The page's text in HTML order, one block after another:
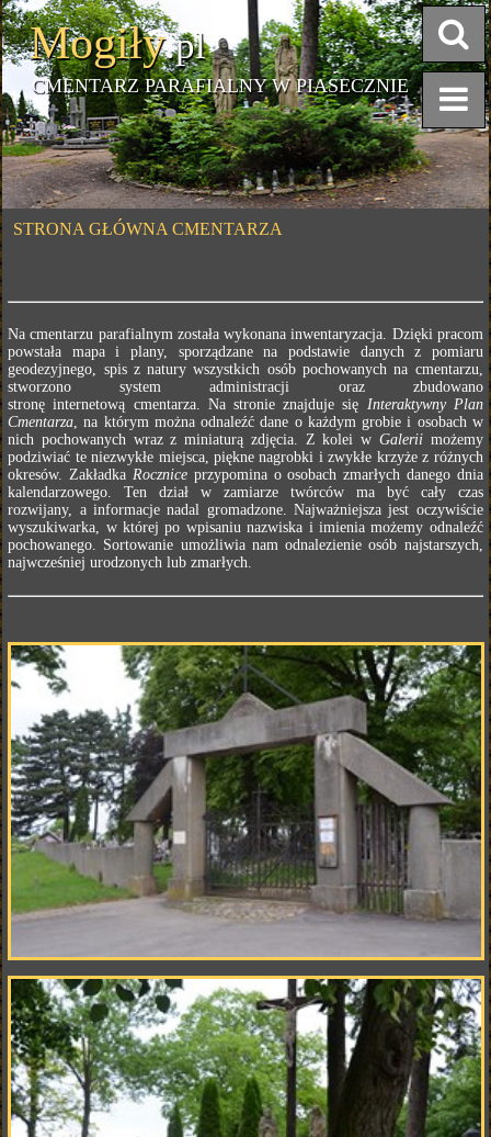
Mogiły.pl
CMENTARZ PARAFIALNY W PIASECZNIE
STRONA GŁÓWNA CMENTARZA
Na cmentarzu parafialnym została wykonana inwentaryzacja. Dzięki pracom
powstała mapa i plany, sporządzane na podstawie danych z pomiaru
geodezyjnego, spis z natury wszystkich osób pochowanych na cmentarzu,
stworzono system administracji oraz zbudowano
stronę internetową cmentarza. Na stronie znajduje się Interaktywny Plan
Cmentarza, na którym można odnaleźć dane o każdym grobie i osobach w
nich pochowanych wraz z miniaturą zdjęcia. Z kolei w Galerii możemy
podziwiać te niezwykłe miejsca, piękne nagrobki i zwykłe krzyże z różnych
okresów. Zakładka Roczniceprzypomina o osobach zmarłych danego dnia
kalendarzowego. Ten dział w zamiarze twórców ma być cały czas
rozwijany, a informacje nadal gromadzone. Najważniejsza jest oczywiście
wyszukiwarka, w której po wpisaniu nazwiska i imienia możemy odnaleźć
pochowanego. Sortowanie umożliwia nam odnalezienie osób najstarszych,
najwcześniej urodzonych lub zmarłych.